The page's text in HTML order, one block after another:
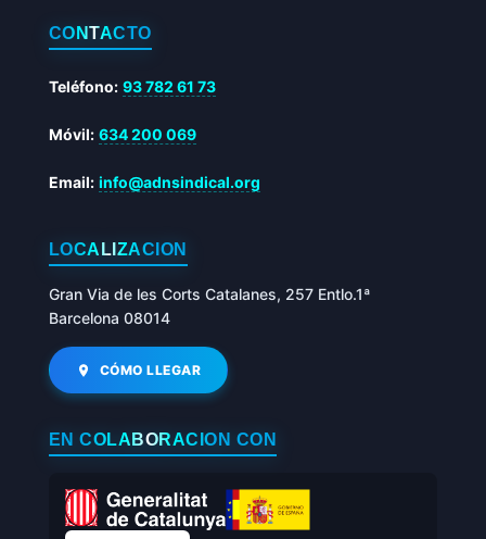
CONTACTO
Teléfono: 93 782 61 73
Móvil: 634 200 069
Email: info@adnsindical.org
LOCALIZACIÓN
Gran Via de les Corts Catalanes, 257 Entlo.1ª
Barcelona 08014
CÓMO LLEGAR
EN COLABORACIÓN CON